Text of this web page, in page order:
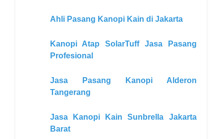
Ahli Pasang Kanopi Kain di Jakarta
Kanopi Atap SolarTuff Jasa Pasang
Profesional
Jasa Pasang Kanopi Alderon
Tangerang
Jasa Kanopi Kain Sunbrella Jakarta
Barat